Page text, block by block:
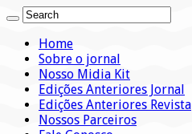
Home
Sobre o jornal
Nosso Midia Kit
Edições Anteriores Jornal
Edições Anteriores Revista
Nossos Parceiros